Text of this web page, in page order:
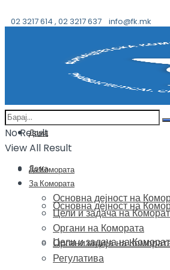
02 3217 614 , 02 3217 637 info@fk.mk
No Result
View All Result
Дома
За Комората
Основна дејност на
Цели и задача на
Дома
За Комората
Основна дејност на
Цели и задача на
Органи на Комората
Организација на
Регулатива